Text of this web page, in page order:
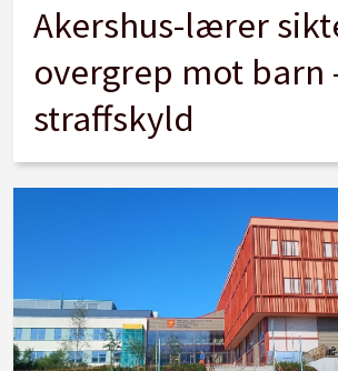
Akershus-lærer
overgrep mot barn
straffskyld